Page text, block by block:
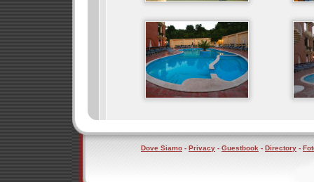
Dove Siamo - Privacy - Guestbook - Directory -